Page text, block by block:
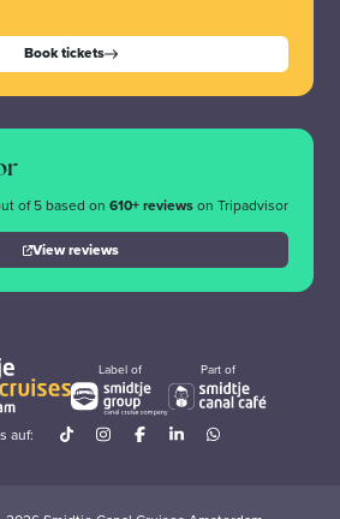
Book tickets
of 5 based on 610+ reviewson Tripadvisor
View reviews
Label of Part of
auf: